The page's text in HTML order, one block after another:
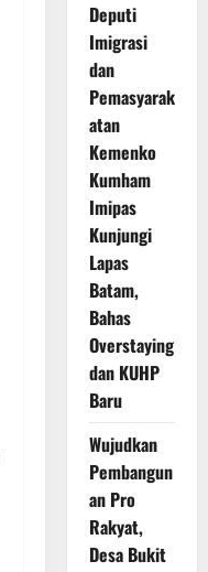
Deputi
Imigrasi
dan
Pemasyarak
atan
Kemenko
Kumham
Imipas
Kunjungi
Lapas
Batam,
Bahas
Overstaying
dan KUHP
Baru
Wujudkan
Pembangun
an Pro
Rakyat,
Desa Bukit